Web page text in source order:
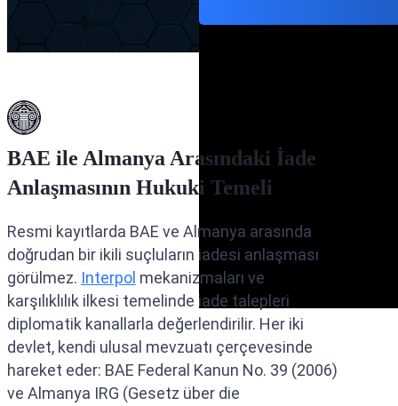
BAE ile Almanya Arasındaki İade
Anlaşmasının Hukuki Temeli
Resmi kayıtlarda BAE ve Almanya arasında
doğrudan bir ikili suçluların iadesi anlaşması
görülmez. Interpol mekanizmaları ve
karşılıklılık ilkesi temelinde iade talepleri
diplomatik kanallarla değerlendirilir. Her iki
devlet, kendi ulusal mevzuatı çerçevesinde
hareket eder: BAE Federal Kanun No. 39 (2006)
ve Almanya IRG (Gesetz über die